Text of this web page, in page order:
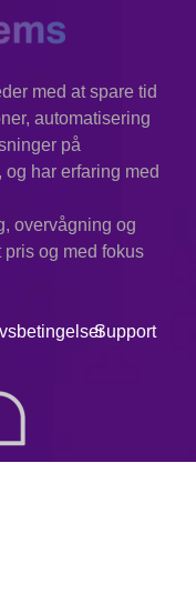
med at spare tid
automatisering
på
har erfaring med
overvågning og
og med fokus
Support